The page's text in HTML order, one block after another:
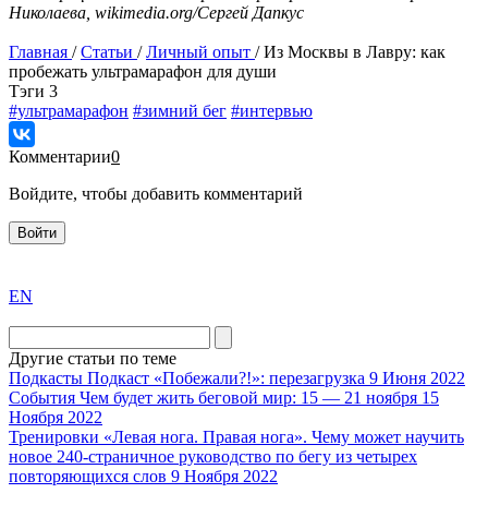
Николаева, wikimedia.org/Сергей Дапкус
Главная /Статьи /Личный опыт /Из Москвы в Лавру: как
пробежать ультрамарафон для души
Tэги 3
#ультрамарафон #зимний бег #интервью
Комментарии0
Войдите, чтобы добавить комментарий
Войти
the
division
agent
watch
replica
showcases
substantial
areas.
swiss
EN
Другие статьи по теме
Подкасты Подкаст «Побежали?!»: перезагрузка 9 Июня 2022
События Чем будет жить беговой мир: 15 — 21 ноября 15
Ноября 2022
Тренировки «Левая нога. Правая нога». Чему может научить
новое 240-страничное руководство по бегу из четырех
повторяющихся слов 9 Ноября 2022